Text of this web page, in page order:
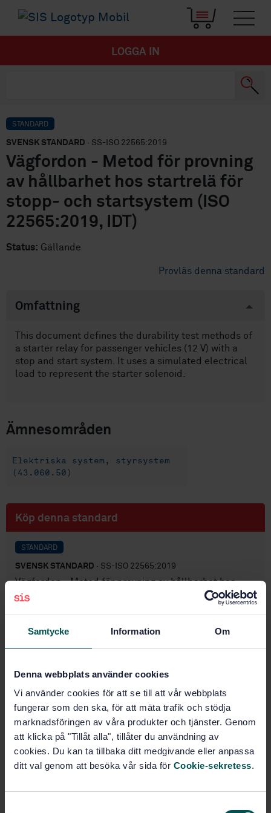
Samtycke Information Om
Denna webbplats använder cookies
Vi använder cookies för att se till att vår webbplats
fungerar som den ska, för att mäta trafik och stödja
marknadsföringen av våra produkter och tjänster. Genom
att klicka på "Tillåt alla", tillåter du användning av
cookies. Du kan ta tillbaka ditt medgivande eller anpassa
ditt val genom att besöka vår sida för Cookie-sekretess.
LOGGA IN
STANDARD
SVENSK STANDARD · SS-ISO 22565:2019
Vägfordon - Metod för provning
av hållbarhet hos startrelä för
stopp- och startsystem (ISO
22565:2019, IDT)
Status: Gällande
Provläs denna standard
Omfattning
This document defines the durability test methods of
a starter relay for passenger vehicles (12 V) with a
stop and start system. It uses a simulated electrical
load to represent the starter solenoid.
Ämnesområden
Elektriska system, styrsystem
(43.060.50)
Köp denna standard
STANDARD
SVENSK STANDARD · SS-ISO 22565:2019
Vägfordon - Metod för provning av hållbarhet hos
startrelä för stopp- och startsystem (ISO 22565:2019,
Prenumerera på standarden - Läs mer
PDF
Fler alternativ
Produktinformation
Språk: Engelska